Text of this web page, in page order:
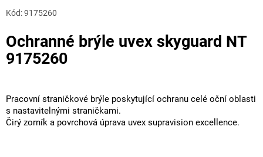
Ochranné brýle uvex skyguard NT
9175260
Kód:9175260
Pracovní straničkové brýle poskytující ochranu celé oční oblasti
s nastavitelnými straničkami.
Čirý zorník a povrchová úprava uvex supravision excellence.